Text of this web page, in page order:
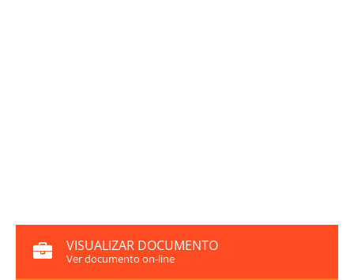
VISUALIZAR DOCUMENTO
Ver documento on-line